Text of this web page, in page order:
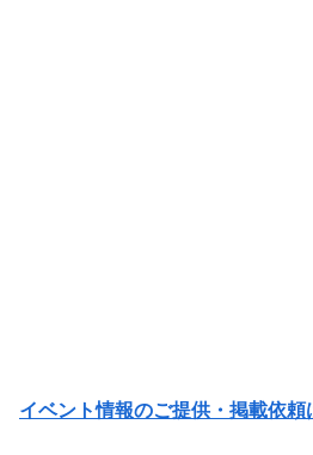
イベント情報のご提供・掲載依頼